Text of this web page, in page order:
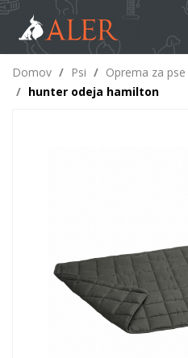
Domov / Psi / Oprema za pse
/ hunter odeja hamilton